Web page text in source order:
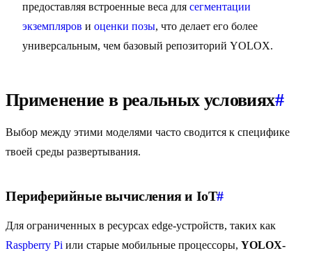
предоставляя встроенные веса для сегментации
экземпляров и оценки позы, что делает его более
универсальным, чем базовый репозиторий YOLOX.
Применение в реальных условиях#
Выбор между этими моделями часто сводится к специфике
твоей среды развертывания.
Периферийные вычисления и IoT#
Для ограниченных в ресурсах edge-устройств, таких как
Raspberry Pi или старые мобильные процессоры, YOLOX-